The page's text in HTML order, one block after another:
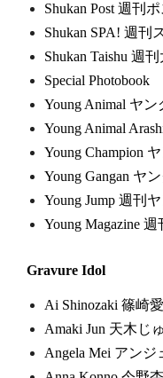
Shukan Post 週刊ポ
Shukan SPA! 週刊
Shukan Taishu 週
Special Photobook
Young Animal ヤ
Young Animal
Young Champion
Young Gangan ヤ
Young Jump 週刊
Young Magazine
Gravure Idol
Ai Shinozaki 篠崎愛
Amaki Jun 天木じ
Angela Mei アンジ